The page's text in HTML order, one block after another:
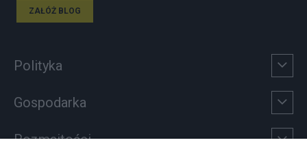
ZAŁÓŻ BLOG
Polityka
Gospodarka
Rozmaitości